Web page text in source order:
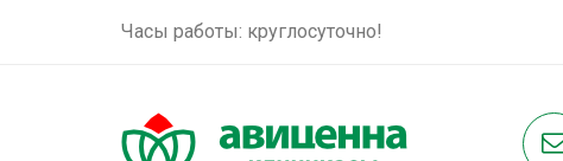
Часы работы: круглосуточно!